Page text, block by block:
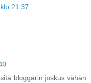
21.37
bloggarin joskus vähän